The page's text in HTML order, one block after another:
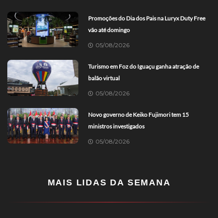
Promoções do Dia dos Pais na Luryx Duty Free
vão até domingo
05/08/2026
Turismo em Foz do Iguaçu ganha atração de
balão virtual
05/08/2026
Novo governo de Keiko Fujimori tem 15
ministros investigados
05/08/2026
MAIS LIDAS DA SEMANA